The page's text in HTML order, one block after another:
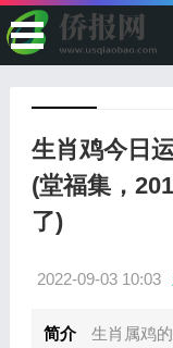
生肖鸡今日
(堂福集，
了)
2022-09-03 10:03
简介
生肖属鸡